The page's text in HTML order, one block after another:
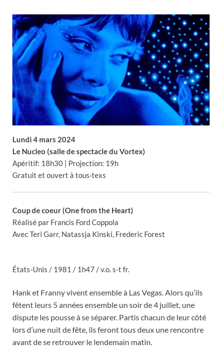
Lundi 4 mars 2024
Le Nucleo (salle de spectacle du Vortex)
Apéritif: 18h30 | Projection: 19h
Gratuit et ouvert à tous·texs
Coup de coeur (One from the Heart)
Réalisé par Francis Ford Coppola
Avec Teri Garr, Natassja Kinski, Frederic Forest
États-Unis / 1981 / 1h47 / v.o. s-t fr.
Hank et Franny vivent ensemble à Las Vegas. Alors qu’ils
fêtent leurs 5 années ensemble un soir de 4 juillet, une
dispute les pousse à se séparer. Partis chacun de leur côté
lors d’une nuit de fête, ils feront tous deux une rencontre
avant de se retrouver le lendemain matin.